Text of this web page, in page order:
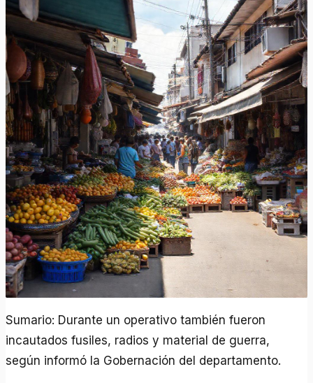
Sumario: Durante un operativo también fueron
incautados fusiles, radios y material de guerra,
según informó la Gobernación del departamento.